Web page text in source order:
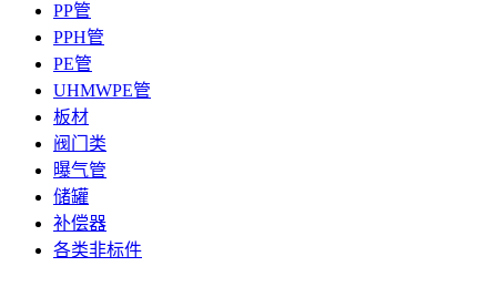
PP管
PPH管
PE管
UHMWPE管
板材
阀门类
曝气管
储罐
补偿器
各类非标件